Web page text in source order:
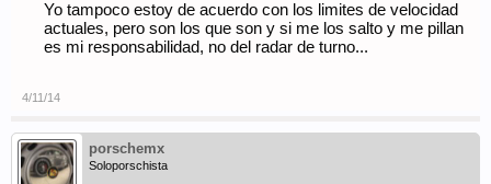
Yo tampoco estoy de acuerdo con los limites de velocidad
actuales, pero son los que son y si me los salto y me pillan
es mi responsabilidad, no del radar de turno...
4/11/14
porschemx
Soloporschista